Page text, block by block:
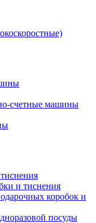
счетные машины
и тиснения
коробок и
посуды